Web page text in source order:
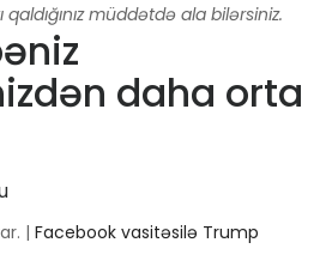
qaldığınız müddətdə ala bilərsiniz.
daha orta
| Facebook vasitəsilə Trump